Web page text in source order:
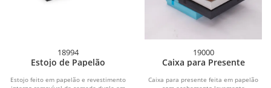
18994
Estojo de Papelão
Estojo feito em papelão e revestimento
19000
Caixa para Presente
Caixa para presente feita em papelão